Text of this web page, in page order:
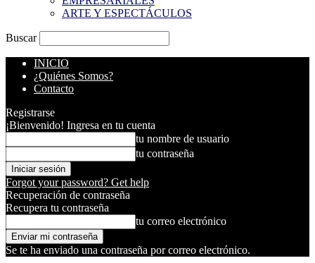
ARTE Y ESPECTÁCULOS
Buscar
INICIO
¿Quiénes Somos?
Contacto
Registrarse
¡Bienvenido! Ingresa en tu cuenta
tu nombre de usuario
tu contraseña
Forgot your password? Get help
Recuperación de contraseña
Recupera tu contraseña
tu correo electrónico
Se te ha enviado una contraseña por correo electrónico.